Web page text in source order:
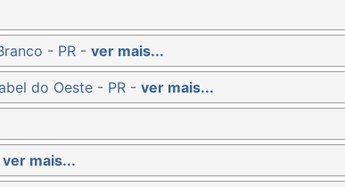
- PR - ver mais...
do Oeste - PR - ver mais...
ver mais...